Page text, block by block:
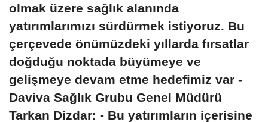
olmak üzere sağlık alanında
yatırımlarımızı sürdürmek istiyoruz. Bu
çerçevede önümüzdeki yıllarda fırsatlar
doğduğu noktada büyümeye ve
gelişmeye devam etme hedefimiz var -
Daviva Sağlık Grubu Genel Müdürü
Tarkan Dizdar: - Bu yatırımların içerisine